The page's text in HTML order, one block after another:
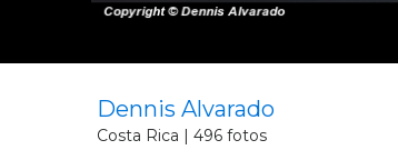
Dennis Alvarado
Costa Rica | 496 fotos